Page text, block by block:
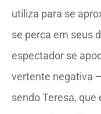
utiliza para se
se perca em seus
espectador se
vertente negativa
sendo Teresa, que